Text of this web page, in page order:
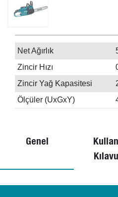
Net Ağırlık
Zincir Hızı
Zincir Yağ Kapasitesi
Ölçüler (UxGxY)
Genel